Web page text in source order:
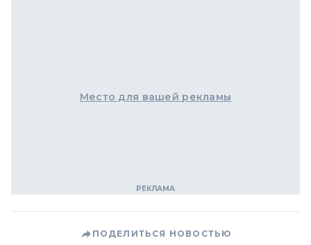
Место для вашей рекламы
ПОДЕЛИТЬСЯ НОВОСТЬЮ